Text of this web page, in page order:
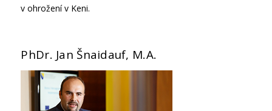
v ohrožení v Keni.
PhDr. Jan Šnaidauf, M.A.